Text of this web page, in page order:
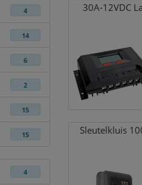
4
14
6
2
15
15
4
30A-12VDC
Sleutelkluis